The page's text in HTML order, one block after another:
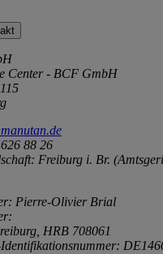
Center - BCF GmbH
88 26
Freiburg i. Br.
Pierre-Olivier Brial
HRB 708061
Identifikationsnummer: